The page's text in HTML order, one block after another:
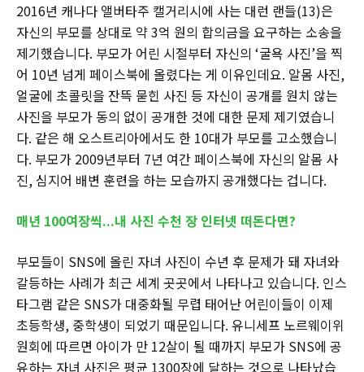
2016년 캐나다 앨버타주 캘거리시에 사는 대런 랜들(13)은
자신의 부모를 상대로 약 3억 원의 합의금을 요구하는 소송을
제기했습니다. 부모가 어린 시절부터 자신의 ‘굴욕 사진’을 찍
어 10년 넘게 페이스북에 올렸다는 게 이유인데요. 알몸 사진,
얼굴에 초콜릿을 잔뜩 묻힌 사진 등 자신이 공개를 원치 않는
사진을 부모가 동의 없이 공개한 것에 대한 문제 제기였습니
다. 같은 해 오스트리아에서도 한 10대가 부모를 고소했습니
다. 부모가 2009년부터 7년 여간 페이스북에 자신의 알몸 사
진, 심지어 배변 훈련을 하는 모습까지 공개했다는 겁니다.
매년 100여장씩...내 사진 수천 장 인터넷 떠돈다면?
부모들이 SNS에 올린 자녀 사진이 수년 후 문제가 돼 자녀와
갈등하는 사례가 최근 세계 곳곳에서 나타나고 있습니다. 인스
타그램 같은 SNS가 대중화될 무렵 태어난 어린이들이 이제
초등학생, 중학생이 되었기 때문입니다. 유니세프 노르웨이위
원회에 따르면 아이가 만 12살이 될 때까지 부모가 SNS에 공
유하는 자녀 사진은 평균 1300장에 달하는 것으로 나타났습